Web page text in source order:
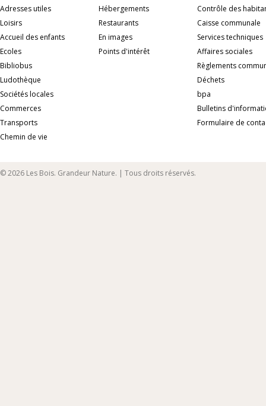
Adresses utiles
Loisirs
Accueil des enfants
Ecoles
Bibliobus
Ludothèque
Sociétés locales
Commerces
Transports
Chemin de vie
Hébergements
Restaurants
En images
Points d'intérêt
Contrôle des
Caisse communale
Services techniques
Affaires sociales
Règlements
Déchets
bpa
Bulletins
Formulaire de
© 2026 Les Bois. Grandeur Nature. | Tous droits réservés.